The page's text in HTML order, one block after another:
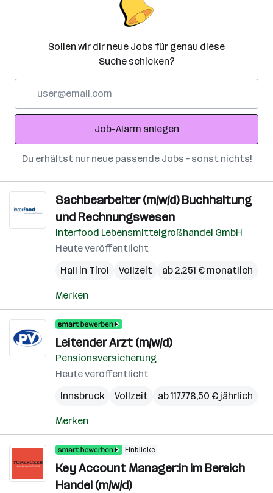
Sollen wir dir neue Jobs für genau diese
Suche schicken?
Adresse
Job-Alarm anlegen
Du erhältst nur neue passende Jobs – sonst nichts!
Sachbearbeiter (m/w/d) Buchhaltung
und Rechnungswesen
Interfood Lebensmittelgroßhandel GmbH
Heute veröffentlicht
Hall in Tirol
Vollzeit ab 2.251 € monatlich
Merken
Leitender Arzt (m/w/d)
Pensionsversicherung
Heute veröffentlicht
Innsbruck
Vollzeit ab 117.778,50 € jährlich
Merken
Einblicke
Key Account Manager:in im Bereich
Handel (m/w/d)